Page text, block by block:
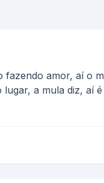
fazendo amor, aí o
a mula diz, aí é